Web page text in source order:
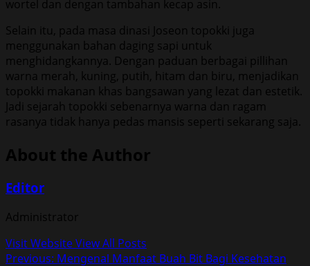
wortel dan dengan tambahan kecap asin.
Selain itu, pada masa dinasi Joseon topokki juga
menggunakan bahan daging sapi untuk
menghidangkannya. Dengan paduan berbagai pillihan
warna merah, kuning, putih, hitam dan biru, menjadikan
topokki makanan khas bangsawan yang lezat dan estetik.
Jadi sejarah topokki sebenarnya warna dan ragam
rasanya tidak hanya pedas mansis seperti sekarang saja.
About the Author
Editor
Administrator
Visit WebsiteView All Posts
Previous: Mengenal Manfaat Buah Bit Bagi Kesehatan